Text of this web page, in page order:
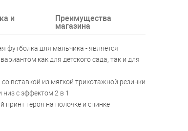
и Преимущества
магазина
футболка для мальчика - является
как для детского сада, так и для
вставкой из мягкой трикотажной резинки
с эффектом 2 в 1
принт героя на полочке и спинке